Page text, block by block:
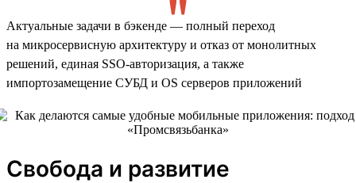
Актуальные задачи в бэкенде — полный переход
на микросервисную архитектуру и отказ от монолитных
решений, единая SSO-авторизация, а также
импортозамещение СУБД и OS серверов приложений
Свобода и развитие